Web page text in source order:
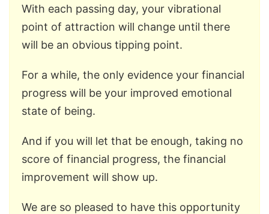
With each passing day, your vibrational
point of attraction will change until there
will be an obvious tipping point.
For a while, the only evidence your financial
progress will be your improved emotional
state of being.
And if you will let that be enough, taking no
score of financial progress, the financial
improvement will show up.
We are so pleased to have this opportunity